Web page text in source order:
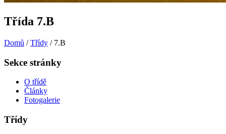
Třída 7.B
Domů / Třídy / 7.B
Sekce stránky
O třídě
Články
Fotogalerie
Třídy